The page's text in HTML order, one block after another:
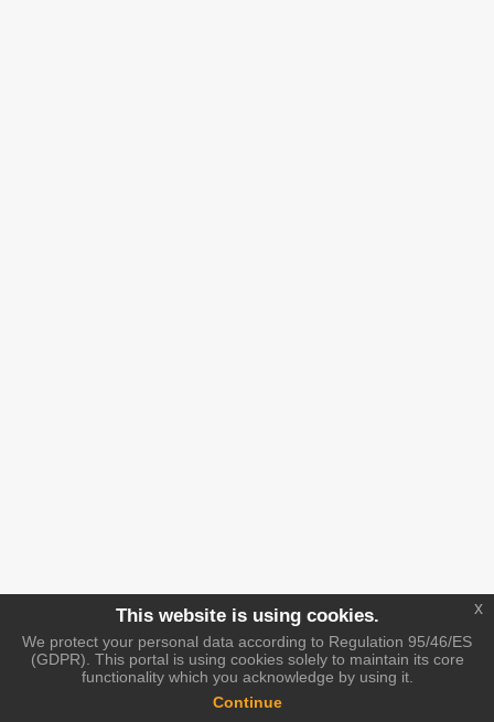
This website is using cookies.
We protect your personal data according to Regulation 95/46/ES
(GDPR). This portal is using cookies solely to maintain its core
functionality which you acknowledge by using it.
Continue
x